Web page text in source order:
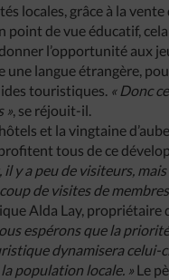
locales, grâce à la
point de vue éducatif,
l’opportunité aux
une langue étrangère,
touristiques. « Donc
», se réjouit-il.
et la vingtaine
tous de ce
il y a peu de visiteurs,
de visites de
Alda Lay, propriétaire
espérons que la
dynamisera celui-
population locale. » Le